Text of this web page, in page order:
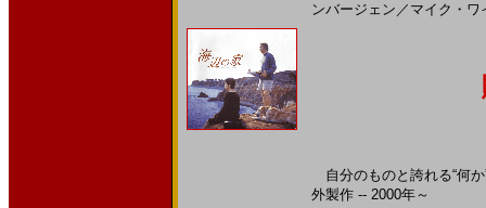
ンバージェン ／ マイク・ワ
自分のものと誇れる“何
外製作 -- 2000年～